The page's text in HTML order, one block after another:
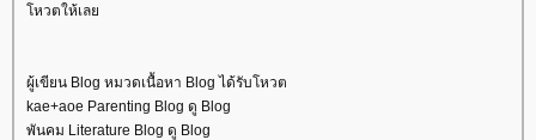
หวตให้เล
ผู้เขียน Blog หมวดเนื้อหา Blog ได้รับโหวต
kae+aoe Parenting Blog ดู Blog
พันคม Literature Blog ดู Blog